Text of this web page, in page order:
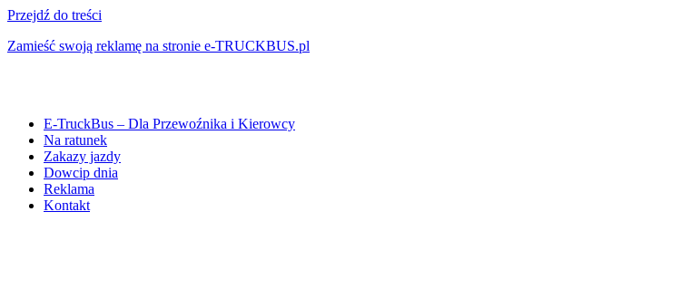
Przejdź do treści
Zamieść swoją reklamę na stronie e-TRUCKBUS.pl
E-TruckBus – Dla Przewoźnika i Kierowcy
Na ratunek
Zakazy jazdy
Dowcip dnia
Reklama
Kontakt